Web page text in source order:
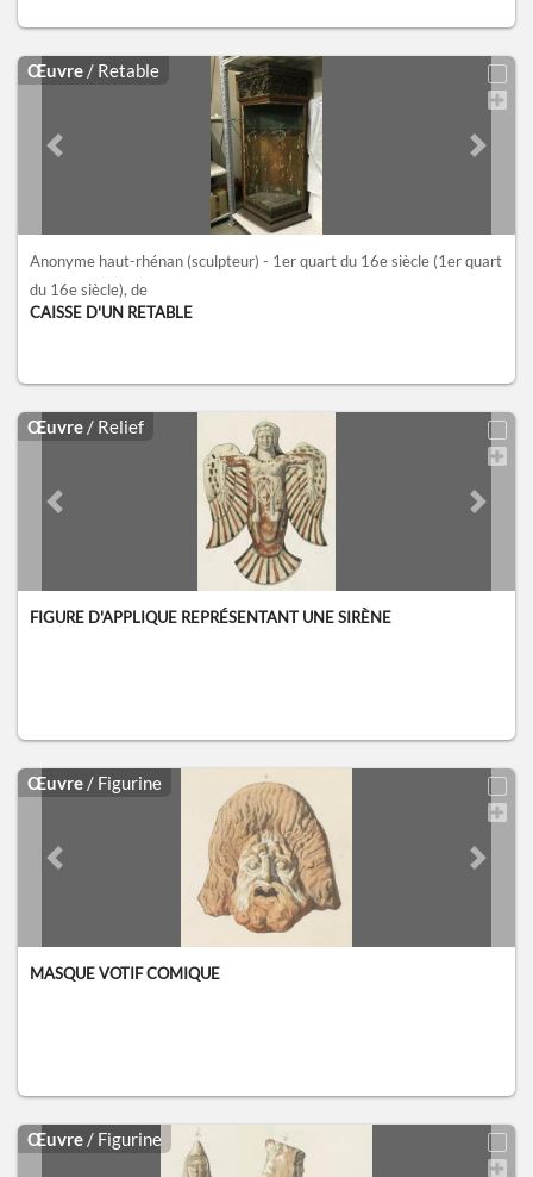
Œuvre / Retable
Previous slide Next
Anonyme haut-rhénan (sculpteur) - 1er quart du 16e siècle (1er quart
du 16e siècle), de
CAISSE D'UN RETABLE
Œuvre / Relief
Previous slide Next
FIGURE D'APPLIQUE REPRÉSENTANT UNE SIRÈNE
Œuvre / Figurine
Previous slide Next
MASQUE VOTIF COMIQUE
Œuvre / Figurine